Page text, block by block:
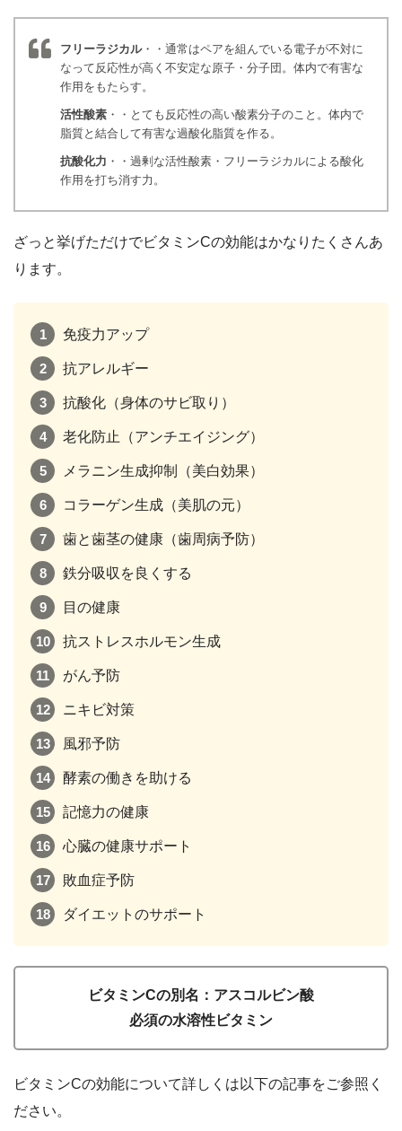
フリーラジカル・・通常はペアを組んでいる電子が不対に
なって反応性が高く不安定な原子・分子団。体内で有害な
作用をもたらす。
活性酸素 ・・とても反応性の高い酸素分子のこと。体内で
脂質と結合して有害な過酸化脂質を作る。
抗酸化力 ・・過剰な活性酸素・フリーラジカルによる酸化
作用を打ち消す力。
ざっと挙げただけでビタミンCの効能はかなりたくさんあ
ります。
免疫力アップ
抗アレルギー
抗酸化（身体のサビ取り）
老化防止（アンチエイジング）
メラニン生成抑制（美白効果）
コラーゲン生成（美肌の元）
歯と歯茎の健康（歯周病予防）
鉄分吸収を良くする
目の健康
抗ストレスホルモン生成
がん予防
ニキビ対策
風邪予防
酵素の働きを助ける
記憶力の健康
心臓の健康サポート
敗血症予防
ダイエットのサポート
ビタミンCの別名：アスコルビン酸
必須の水溶性ビタミン
ビタミンCの効能について詳しくは以下の記事をご参照く
ださい。